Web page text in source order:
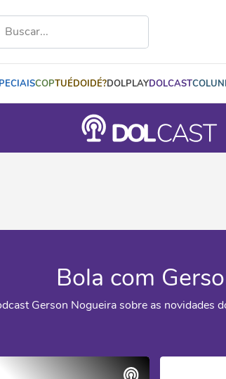
COPTUÉDOIDÉ?DOLPLAYDOLCAST
Bola com
Gerson Nogueira sobre as novidades